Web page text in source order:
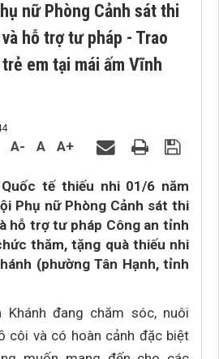
nữ Phòng Cảnh sát thi
hỗ trợ tư pháp - Trao
em tại mái ấm Vĩnh
A- A A+
tế thiếu nhi 01/6 năm
Phụ nữ Phòng Cảnh sát thi
hỗ trợ tư pháp Công an tỉnh
thăm, tặng quà thiếu nhi
(phường Tân Hạnh, tỉnh
Khánh đang chăm sóc, nuôi
côi và có hoàn cảnh đặc biệt